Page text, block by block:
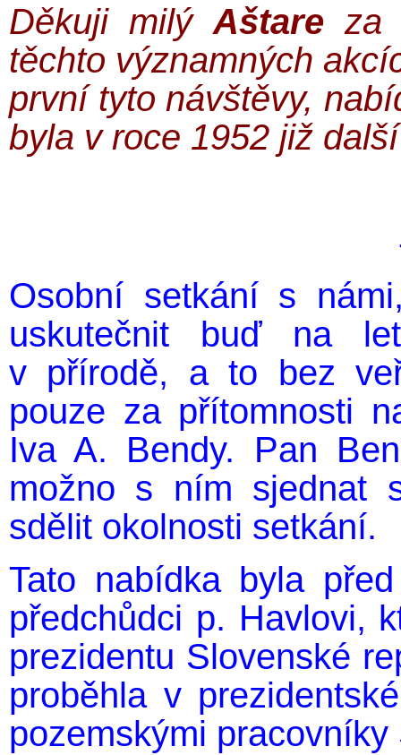
Děkuji milý Aštareza
těchto významných
první tyto návštěvy,
byla v roce 1952 již
Osobní setkání s
uskutečnit buď na
v přírodě, a to bez
pouze za přítomnosti
Iva A. Bendy. Pan
možno s ním sjednat
sdělit okolnosti setkání.
Tato nabídka byla
předchůdci p. Havlovi,
prezidentu Slovenské
proběhla v
pozemskými pracovníky